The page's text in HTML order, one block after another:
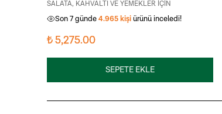
SALATA, KAHVALTI VE YEMEKLER İÇİN
Son 7 günde4.965kişiürünü inceledi!
₺ 5,275.00
SEPETE EKLE